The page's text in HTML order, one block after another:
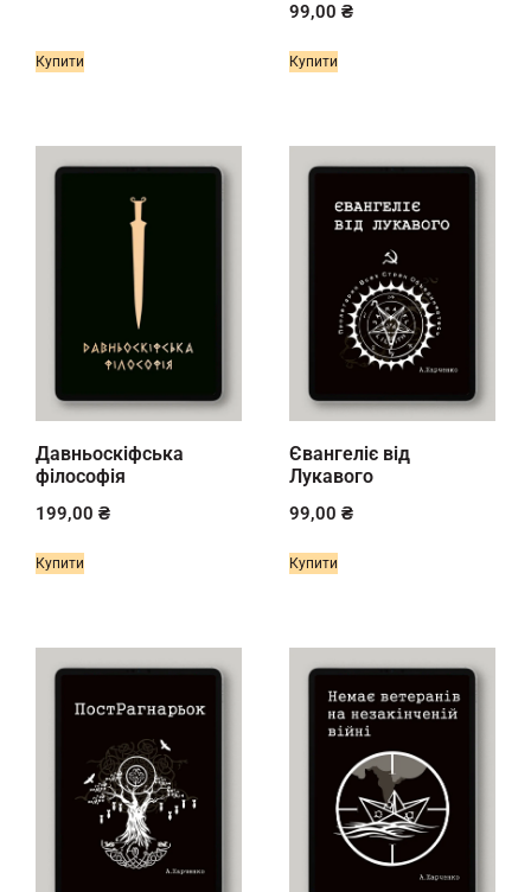
Купити
99,00 ₴
Купити
Давньоскіфська
філософія
199,00 ₴
Купити
Євангеліє від
Лукавого
99,00 ₴
Купити